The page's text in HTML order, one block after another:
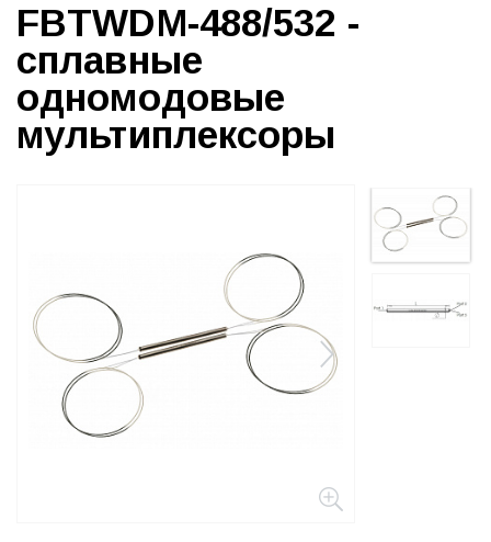
FBTWDM-488/532 -
сплавные
одномодовые
мультиплексоры